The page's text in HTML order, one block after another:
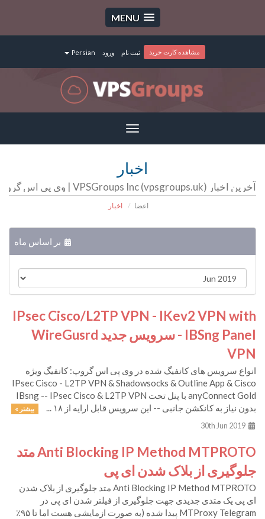
MENU
Persian ورود ثبت نام مشاهده کارت خرید
Toggle
navigation
اخبار
آخرین اخبار VPSGroups Inc (vpsgroups.uk) | وی پی اس گروپ | سرور مجازی | سرور اختصاصی | هاست
اعضا اخبار
بر اساس ماه
IPsec Cisco/L2TP VPN - IKev2 VPN with
IBSng Panel - سرویس جدید WireGusrd
VPN
انواع سرویس های کانفیگ شده در وی پی اس گروپ: کانفیگ ویژه
IPsec Cisco - L2TP VPN & Shadowsocks & Outline App & Cisco
anyConnect Gold با پنل تحت IBsng -- IPsec Cisco & L2TP VPN
بدون نیاز به کانکشن جانبی -- این سرویس قابل ارایه از ۱۸ ...
بیشتر »
Anti Blocking IP Method MTPROTO متد
جلوگیری از بلاک شدن ای پی
Anti Blocking IP Method MTPROTO متد جلوگیری از بلاک شدن
ای پی یک متدی جدیدی جهت جلوگیری از فیلتر شدن ای پی در
MTProxy Telegram پیدا شده (به صورت ازمایشی هست اما تا ۹۵٪